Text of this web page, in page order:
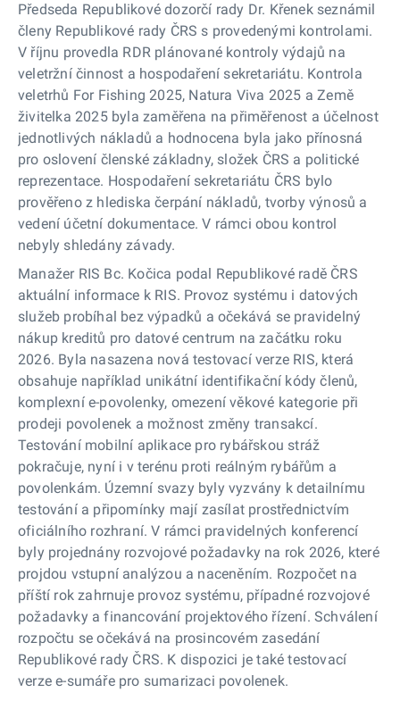
Předseda Republikové dozorčí rady Dr. Křenek seznámil
členy Republikové rady ČRS s provedenými kontrolami.
V říjnu provedla RDR plánované kontroly výdajů na
veletržní činnost a hospodaření sekretariátu. Kontrola
veletrhů For Fishing 2025, Natura Viva 2025 a Země
živitelka 2025 byla zaměřena na přiměřenost a účelnost
jednotlivých nákladů a hodnocena byla jako přínosná
pro oslovení členské základny, složek ČRS a politické
reprezentace. Hospodaření sekretariátu ČRS bylo
prověřeno z hlediska čerpání nákladů, tvorby výnosů a
vedení účetní dokumentace. V rámci obou kontrol
nebyly shledány závady.
Manažer RIS Bc. Kočica podal Republikové radě ČRS
aktuální informace k RIS. Provoz systému i datových
služeb probíhal bez výpadků a očekává se pravidelný
nákup kreditů pro datové centrum na začátku roku
2026. Byla nasazena nová testovací verze RIS, která
obsahuje například unikátní identifikační kódy členů,
komplexní e-povolenky, omezení věkové kategorie při
prodeji povolenek a možnost změny transakcí.
Testování mobilní aplikace pro rybářskou stráž
pokračuje, nyní i v terénu proti reálným rybářům a
povolenkám. Územní svazy byly vyzvány k detailnímu
testování a připomínky mají zasílat prostřednictvím
oficiálního rozhraní. V rámci pravidelných konferencí
byly projednány rozvojové požadavky na rok 2026, které
projdou vstupní analýzou a naceněním. Rozpočet na
příští rok zahrnuje provoz systému, případné rozvojové
požadavky a financování projektového řízení. Schválení
rozpočtu se očekává na prosincovém zasedání
Republikové rady ČRS. K dispozici je také testovací
verze e-sumáře pro sumarizaci povolenek.